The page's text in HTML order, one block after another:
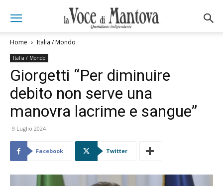
Home Italia / Mondo
Italia / Mondo
Giorgetti “Per diminuire
debito non serve una
manovra lacrime e sangue”
9 Luglio 2024
Facebook Twitter